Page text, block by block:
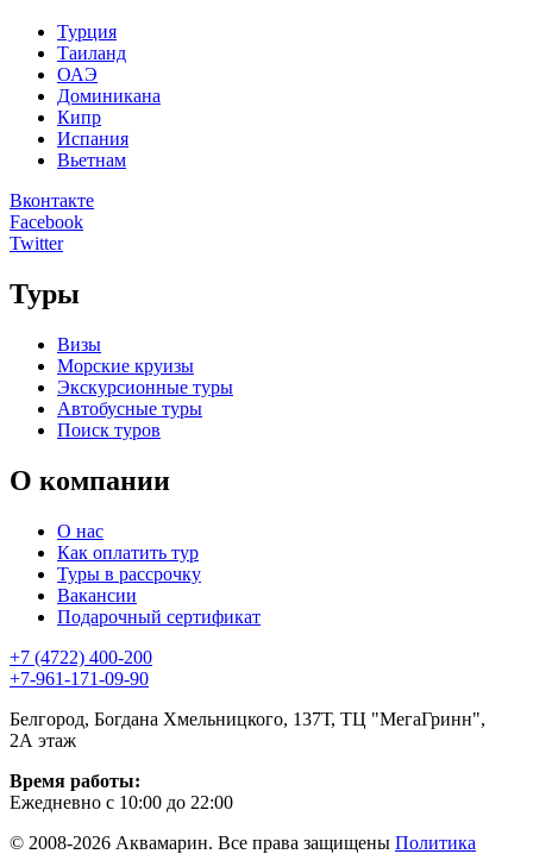
Турция
Таиланд
ОАЭ
Доминикана
Кипр
Испания
Вьетнам
Вконтакте
Facebook
Twitter
Туры
Визы
Морские круизы
Экскурсионные туры
Автобусные туры
Поиск туров
О компании
О нас
Как оплатить тур
Туры в рассрочку
Вакансии
Подарочный сертификат
+7 (4722) 400-200
+7-961-171-09-90
Белгород, Богдана Хмельницкого, 137Т, ТЦ "МегаГринн",
2А этаж
Время работы:
Ежедневно с 10:00 до 22:00
© 2008-2026 Аквамарин. Все права защищены Политика